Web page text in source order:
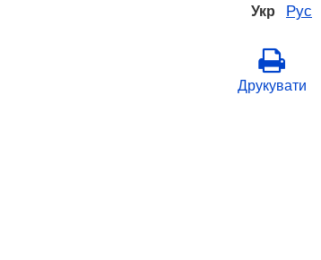
Укр Рус
Друкувати